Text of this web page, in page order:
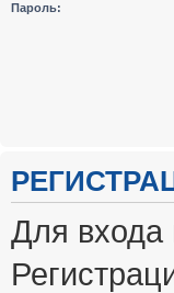
Пароль:
Для входа